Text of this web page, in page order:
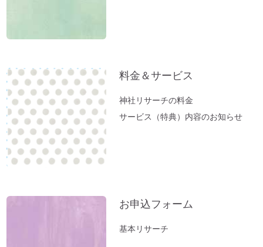
料金＆サービス
神社リサーチの料金
サービス（特典）内容のお知らせ
お申込フォーム
基本リサーチ